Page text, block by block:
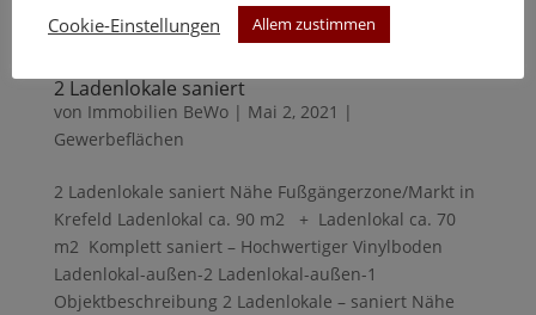
Nutzung /Absprache)2 Monatsmieten Kaution, 2...
2 Ladenlokale saniert
von Immobilien BeWo| Mai 2, 2021 |
Gewerbeflächen
2 Ladenlokale saniert Nähe Fußgängerzone/Markt in
Krefeld Ladenlokal ca. 90 m2 + Ladenlokal ca. 70
m2 Komplett saniert – Hochwertiger Vinylboden
Ladenlokal-außen-2 Ladenlokal-außen-1
Objektbeschreibung 2 Ladenlokale – saniert Nähe
Cookie-Einstellungen
Allem zustimmen